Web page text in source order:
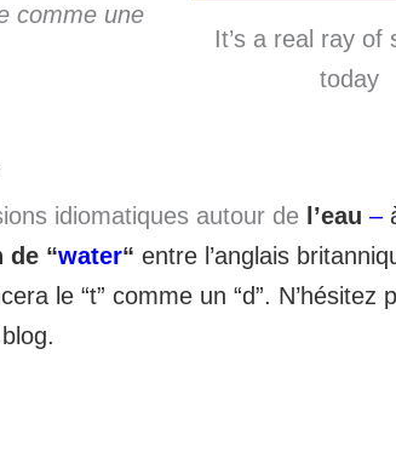
It’s a real ray of
today
comme une
idiomatiques autour de l’eau –
de “water“ entre l’anglais
le “t” comme un “d”. N’hésitez